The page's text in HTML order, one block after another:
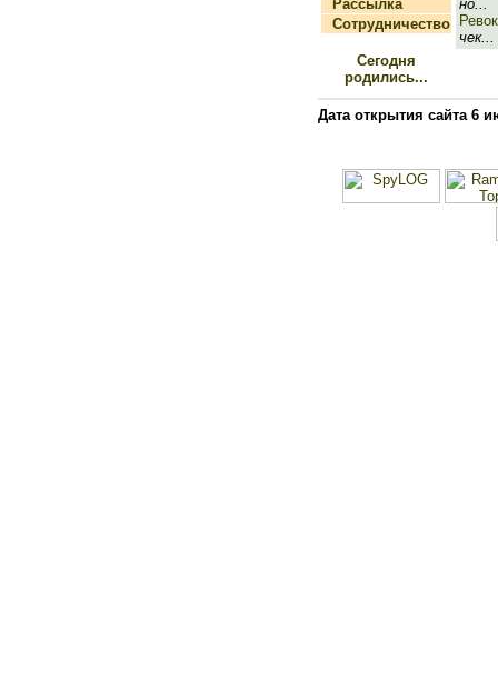
Рассылка
Сотрудничество
Сегодня
родились...
но...
чек...
Дата открытия сайта 6